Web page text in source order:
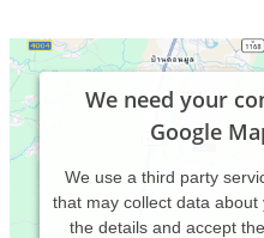
We need your
Google
We use a third party
that may collect data about
the details and accept